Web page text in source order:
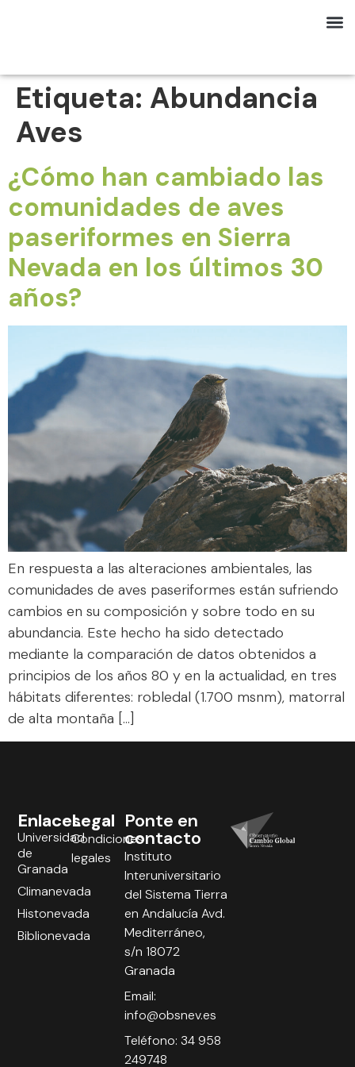
Etiqueta: Abundancia
Aves
¿Cómo han cambiado las
comunidades de aves
paseriformes en Sierra
Nevada en los últimos 30
años?
En respuesta a las alteraciones ambientales, las
comunidades de aves paseriformes están sufriendo
cambios en su composición y sobre todo en su
abundancia. Este hecho ha sido detectado
mediante la comparación de datos obtenidos a
principios de los años 80 y en la actualidad, en tres
hábitats diferentes: robledal (1.700 msnm), matorral
de alta montaña […]
Legal
Condiciones
legales
Enlaces
Universidad
de
Granada
Climanevada
Histonevada
Biblionevada
Ponte en
contacto
Instituto
Interuniversitario
del Sistema Tierra
en Andalucía Avd.
Mediterráneo,
s/n 18072
Granada
Email:
info@obsnev.es
Teléfono: 34 958
249748